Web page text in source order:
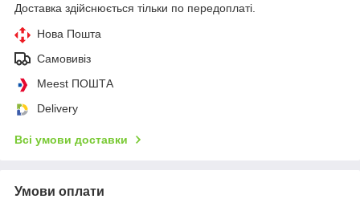
Доставка здійснюється тільки по передоплаті.
Нова Пошта
Самовивіз
Meest ПОШТА
Delivery
Всі умови доставки
Умови оплати